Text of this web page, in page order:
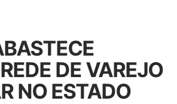
DE VAREJO
NO ESTADO